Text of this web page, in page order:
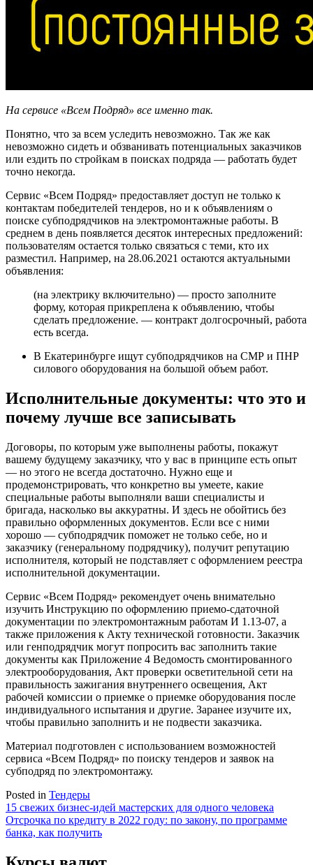
На сервисе «Всем Подряд» все именно так.
Понятно, что за всем уследить невозможно. Так же как
невозможно сидеть и обзванивать потенциальных заказчиков
или ездить по стройкам в поисках подряда — работать будет
точно некогда.
Сервис «Всем Подряд» предоставляет доступ не только к
контактам победителей тендеров, но и к объявлениям о
поиске субподрядчиков на электромонтажные работы. В
среднем в день появляется десяток интересных предложений:
пользователям остается только связаться с теми, кто их
разместил. Например, на 28.06.2021 остаются актуальными
объявления:
(на электрику включительно) — просто заполните
форму, которая прикреплена к объявлению, чтобы
сделать предложение. — контракт долгосрочный, работа
есть всегда.
В Екатеринбурге ищут субподрядчиков на СМР и ПНР
силового оборудования на большой объем работ.
Исполнительные документы: что это и
почему лучше все записывать
Договоры, по которым уже выполнены работы, покажут
вашему будущему заказчику, что у вас в принципе есть опыт
— но этого не всегда достаточно. Нужно еще и
продемонстрировать, что конкретно вы умеете, какие
специальные работы выполняли ваши специалисты и
бригада, насколько вы аккуратны. И здесь не обойтись без
правильно оформленных документов. Если все с ними
хорошо — субподрядчик поможет не только себе, но и
заказчику (генеральному подрядчику), получит репутацию
исполнителя, который не подставляет с оформлением реестра
исполнительной документации.
Сервис «Всем Подряд» рекомендует очень внимательно
изучить Инструкцию по оформлению приемо-сдаточной
документации по электромонтажным работам И 1.13-07, а
также приложения к Акту технической готовности. Заказчик
или генподрядчик могут попросить вас заполнить такие
документы как Приложение 4 Ведомость смонтированного
электрооборудования, Акт проверки осветительной сети на
правильность зажигания внутреннего освещения, Акт
рабочей комиссии о приемке о приемке оборудования после
индивидуального испытания и другие. Заранее изучите их,
чтобы правильно заполнить и не подвести заказчика.
Материал подготовлен с использованием возможностей
сервиса «Всем Подряд» по поиску тендеров и заявок на
субподряд по электромонтажу.
Posted in Тендеры
Навигация
по
15 свежих бизнес-идей мастерских для одного человека
Отсрочка по кредиту в 2022 году: по закону, по программе
банка, как получить